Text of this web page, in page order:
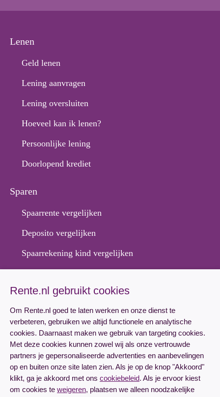
Lenen
Geld lenen
Lening aanvragen
Lening oversluiten
Hoeveel kan ik lenen?
Persoonlijke lening
Doorlopend krediet
Sparen
Spaarrente vergelijken
Deposito vergelijken
Spaarrekening kind vergelijken
Hypotheek aanvragen
Lineaire hypotheek rente
Annuïteitenhypotheek rente
Rente.nl gebruikt cookies
Om Rente.nl goed te laten werken en onze dienst te
verbeteren, gebruiken we altijd functionele en analytische
cookies. Daarnaast maken we gebruik van targeting cookies.
Met deze cookies kunnen zowel wij als onze vertrouwde
partners je gepersonaliseerde advertenties en aanbevelingen
op en buiten onze site laten zien. Als je op de knop "Akkoord"
klikt, ga je akkoord met ons cookiebeleid. Als je ervoor kiest
om cookies te weigeren, plaatsen we alleen noodzakelijke